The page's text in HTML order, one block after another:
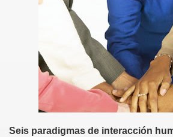
Seis paradigmas de interacción